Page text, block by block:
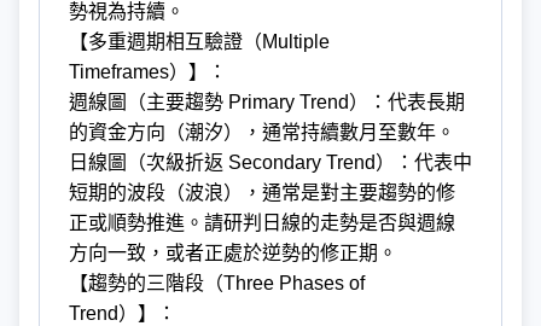
勢視為持續。
【多重週期相互驗證（Multiple
Timeframes）】：
週線圖（主要趨勢 Primary Trend）：代表長期
的資金方向（潮汐），通常持續數月至數年。
日線圖（次級折返 Secondary Trend）：代表中
短期的波段（波浪），通常是對主要趨勢的修
正或順勢推進。請研判日線的走勢是否與週線
方向一致，或者正處於逆勢的修正期。
【趨勢的三階段（Three Phases of
Trend）】：